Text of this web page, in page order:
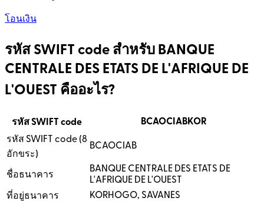
โอนเงิน
รหัส SWIFT code สำหรับ BANQUE
CENTRALE DES ETATS DE L'AFRIQUE DE
L'OUEST คืออะไร?
รหัส SWIFT code
BCAOCIABKOR
รหัส SWIFT code (8
อักขระ)
BCAOCIAB
ชื่อธนาคาร
BANQUE CENTRALE DES ETATS DE
L'AFRIQUE DE L'OUEST
ที่อยู่ธนาคาร
KORHOGO, SAVANES